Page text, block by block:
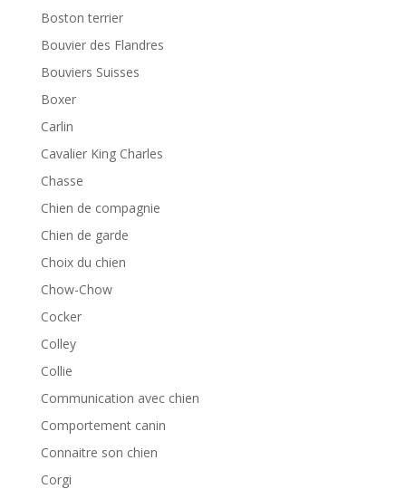
Boston terrier
Bouvier des Flandres
Bouviers Suisses
Boxer
Carlin
Cavalier King Charles
Chasse
Chien de compagnie
Chien de garde
Choix du chien
Chow-Chow
Cocker
Colley
Collie
Communication avec chien
Comportement canin
Connaitre son chien
Corgi